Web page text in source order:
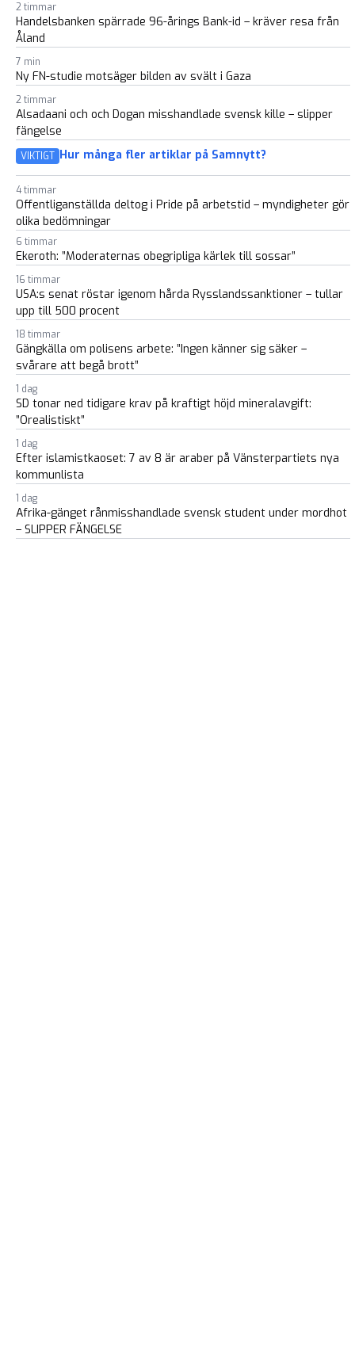
2 timmar
Handelsbanken spärrade 96-årings Bank-id – kräver resa från
Åland
7 min
Ny FN-studie motsäger bilden av svält i Gaza
2 timmar
Alsadaani och och Dogan misshandlade svensk kille – slipper
fängelse
VIKTIGT Hur många fler artiklar på Samnytt?
4 timmar
Offentliganställda deltog i Pride på arbetstid – myndigheter gör
olika bedömningar
6 timmar
Ekeroth: ”Moderaternas obegripliga kärlek till sossar”
16 timmar
USA:s senat röstar igenom hårda Rysslandssanktioner – tullar
upp till 500 procent
18 timmar
Gängkälla om polisens arbete: ”Ingen känner sig säker –
svårare att begå brott”
1 dag
SD tonar ned tidigare krav på kraftigt höjd mineralavgift:
”Orealistiskt”
1 dag
Efter islamistkaoset: 7 av 8 är araber på Vänsterpartiets nya
kommunlista
1 dag
Afrika-gänget rånmisshandlade svensk student under mordhot
– SLIPPER FÄNGELSE